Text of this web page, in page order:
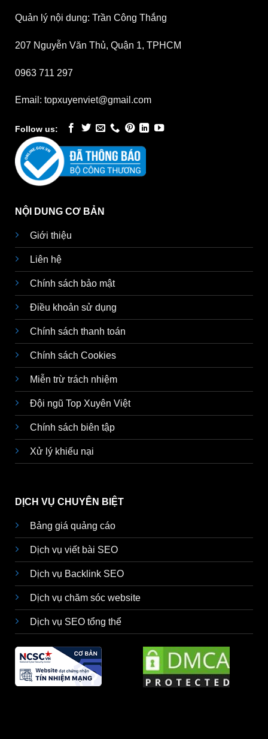
Quản lý nội dung: Trần Công Thắng
207 Nguyễn Văn Thủ, Quận 1, TPHCM
0963 711 297
Email: topxuyenviet@gmail.com
Follow us:
NỘI DUNG CƠ BẢN
Giới thiệu
Liên hệ
Chính sách bảo mật
Điều khoản sử dụng
Chính sách thanh toán
Chính sách Cookies
Miễn trừ trách nhiệm
Đội ngũ Top Xuyên Việt
Chính sách biên tập
Xử lý khiếu nại
DỊCH VỤ CHUYÊN BIỆT
Bảng giá quảng cáo
Dịch vụ viết bài SEO
Dịch vụ Backlink SEO
Dịch vụ chăm sóc website
Dịch vụ SEO tổng thể